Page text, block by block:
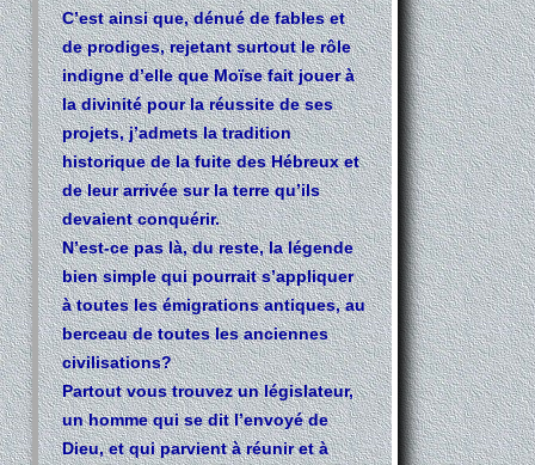
C’est ainsi que, dénué de fables et
de prodiges, rejetant surtout le rôle
indigne d’elle que Moïse fait jouer à
la divinité pour la réussite de ses
projets, j’admets la tradition
historique de la fuite des Hébreux et
de leur arrivée sur la terre qu’ils
devaient conquérir.
N’est-ce pas là, du reste, la légende
bien simple qui pourrait s’appliquer
à toutes les émigrations antiques, au
berceau de toutes les anciennes
civilisations?
Partout vous trouvez un législateur,
un homme qui se dit l’envoyé de
Dieu, et qui parvient à réunir et à